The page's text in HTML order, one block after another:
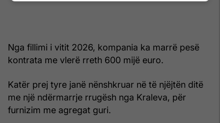
Nga fillimi i vitit 2026, kompania ka marrë pesë
kontrata me vlerë rreth 600 mijë euro.
Katër prej tyre janë nënshkruar në të njëjtën ditë
me një ndërmarrje rrugësh nga Kraleva, për
furnizim me agregat guri.